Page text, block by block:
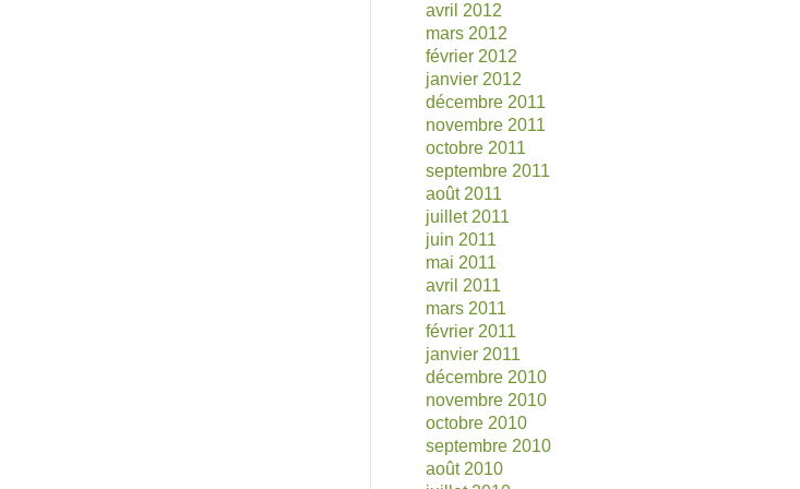
avril 2012
mars 2012
février 2012
janvier 2012
décembre 2011
novembre 2011
octobre 2011
septembre 2011
août 2011
juillet 2011
juin 2011
mai 2011
avril 2011
mars 2011
février 2011
janvier 2011
décembre 2010
novembre 2010
octobre 2010
septembre 2010
août 2010